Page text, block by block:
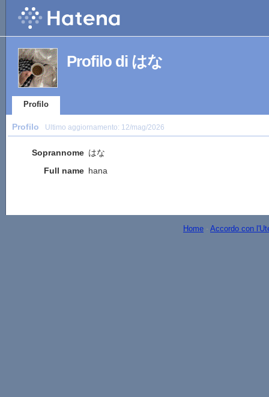
Profilo di はな
Profilo
Profilo Ultimo aggiornamento: 12/mag/2026
Soprannome はな
Full name hana
Home - Accordo con